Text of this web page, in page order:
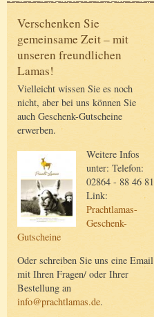
Verschenken Sie
gemeinsame Zeit – mit
unseren freundlichen
Lamas!
Vielleicht wissen Sie es noch
nicht, aber bei uns können Sie
auch Geschenk-Gutscheine
erwerben.
Weitere Infos
unter: Telefon:
02864 - 88 46 81
Link:
Prachtlamas-
Geschenk-
Gutscheine
Oder schreiben Sie uns eine Email
mit Ihren Fragen/ oder Ihrer
Bestellung an
info@prachtlamas.de.